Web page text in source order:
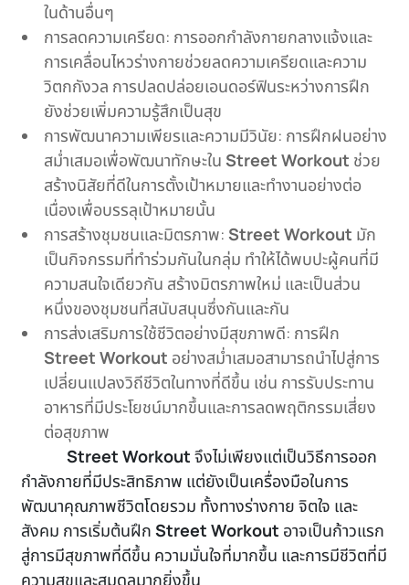
ในด้านอื่นๆ
การลดความเครียด: การออกกำลังกายกลางแจ้งและ
การเคลื่อนไหวร่างกายช่วยลดความเครียดและความ
วิตกกังวล การปลดปล่อยเอนดอร์ฟินระหว่างการฝึก
ยังช่วยเพิ่มความรู้สึกเป็นสุข
การพัฒนาความเพียรและความมีวินัย: การฝึกฝนอย่าง
สม่ำเสมอเพื่อพัฒนาทักษะในStreet Workout ช่วย
สร้างนิสัยที่ดีในการตั้งเป้าหมายและทำงานอย่างต่อ
เนื่องเพื่อบรรลุเป้าหมายนั้น
การสร้างชุมชนและมิตรภาพ:Street Workout มัก
เป็นกิจกรรมที่ทำร่วมกันในกลุ่ม ทำให้ได้พบปะผู้คนที่มี
ความสนใจเดียวกัน สร้างมิตรภาพใหม่ และเป็นส่วน
หนึ่งของชุมชนที่สนับสนุนซึ่งกันและกัน
การส่งเสริมการใช้ชีวิตอย่างมีสุขภาพดี: การฝึก
Street Workout อย่างสม่ำเสมอสามารถนำไปสู่การ
เปลี่ยนแปลงวิถีชีวิตในทางที่ดีขึ้น เช่น การรับประทาน
อาหารที่มีประโยชน์มากขึ้นและการลดพฤติกรรมเสี่ยง
ต่อสุขภาพ
Street Workout จึงไม่เพียงแต่เป็นวิธีการออก
กำลังกายที่มีประสิทธิภาพ แต่ยังเป็นเครื่องมือในการ
พัฒนาคุณภาพชีวิตโดยรวม ทั้งทางร่างกาย จิตใจ และ
สังคม การเริ่มต้นฝึกStreet Workout อาจเป็นก้าวแรก
สู่การมีสุขภาพที่ดีขึ้น ความมั่นใจที่มากขึ้น และการมีชีวิตที่มี
ความสุขและสมดุลมากยิ่งขึ้น